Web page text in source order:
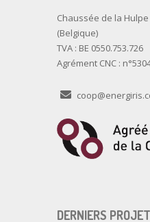
Chaussée de la
(Belgique)
TVA : BE 0550.753.726
Agrément CNC :
DERNIERS